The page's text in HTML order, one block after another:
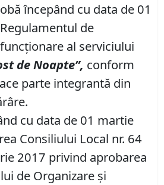
începând cu data de 01
de
al serviciului
de Noapte”, conform
parte integrantă din
cu data de 01 martie
Consiliului Local nr. 64
2017 privind aprobarea
de Organizare şi